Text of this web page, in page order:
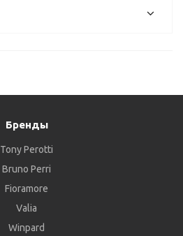
Бренды
Tony Perotti
Bruno Perri
Fioramore
Valia
Winpard